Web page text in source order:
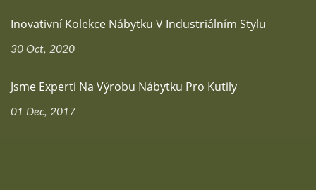
Inovativní Kolekce Nábytku V Industriálním Stylu
30 Oct, 2020
Jsme Experti Na Výrobu Nábytku Pro Kutily
01 Dec, 2017